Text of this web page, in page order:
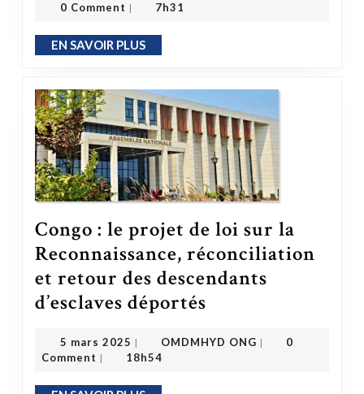
0 Comment | 7h31
EN SAVOIR PLUSEN SAVOIR PLUS
Congo : le projet de loi sur la
Reconnaissance, réconciliation
et retour des descendants
d’esclaves déportés
5 mars 2025 | OMDMHYD ONG |
0
Comment | 18h54